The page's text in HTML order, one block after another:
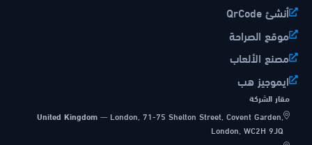
أنشئ QrCode
موقع الصراحة
مصنع الألعاب
ايموجيز هب
مقار الشركة
United Kingdom — London, 71-75 Shelton Street, Covent Garden,
London, WC2H 9JQ